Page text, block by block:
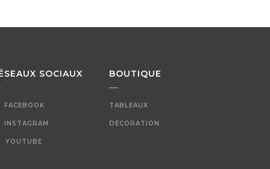
SOCIAUX
FACEBOOK
INSTAGRAM
YOUTUBE
BOUTIQUE
TABLEAUX
DÉCORATION